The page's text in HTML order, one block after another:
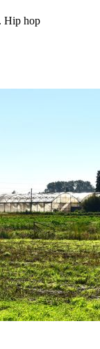
Hip hop